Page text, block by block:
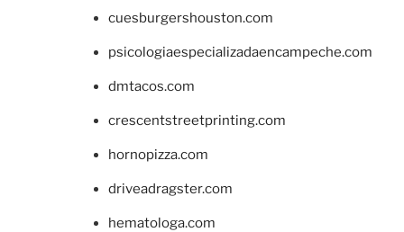
cuesburgershouston.com
psicologiaespecializadaencampeche.com
dmtacos.com
crescentstreetprinting.com
hornopizza.com
driveadragster.com
hematologa.com